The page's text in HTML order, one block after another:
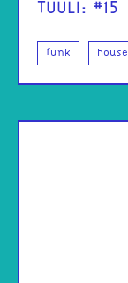
TUULI: #15
funk house